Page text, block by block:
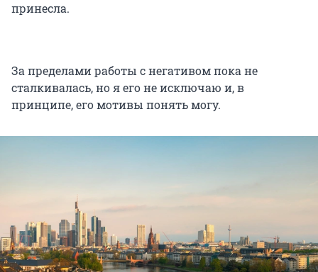
принесла.
За пределами работы с негативом пока не
сталкивалась, но я его не исключаю и, в
принципе, его мотивы понять могу.